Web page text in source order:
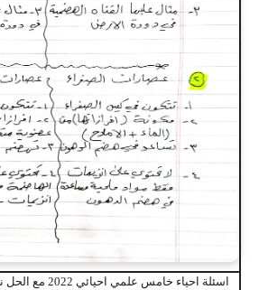
اسئلة احياء خامس